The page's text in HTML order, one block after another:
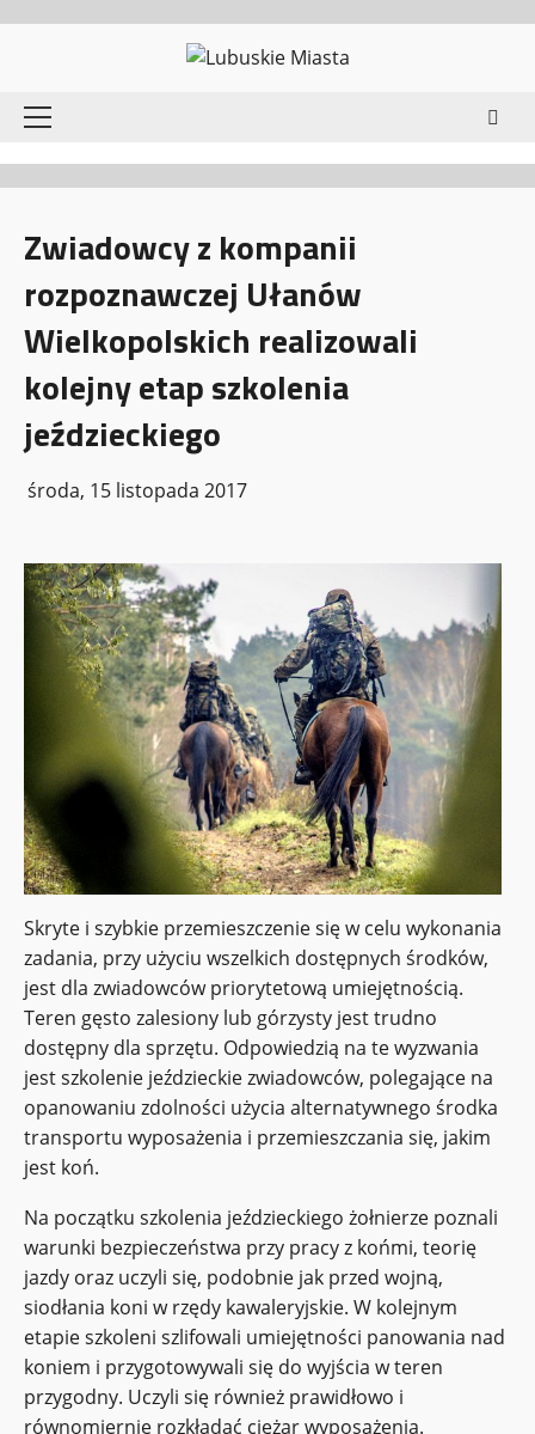
Menu
główne
Zwiadowcy z kompanii
rozpoznawczej Ułanów
Wielkopolskich realizowali
kolejny etap szkolenia
jeździeckiego
środa, 15 listopada 2017
Skryte i szybkie przemieszczenie się w celu wykonania
zadania, przy użyciu wszelkich dostępnych środków,
jest dla zwiadowców priorytetową umiejętnością.
Teren gęsto zalesiony lub górzysty jest trudno
dostępny dla sprzętu. Odpowiedzią na te wyzwania
jest szkolenie jeździeckie zwiadowców, polegające na
opanowaniu zdolności użycia alternatywnego środka
transportu wyposażenia i przemieszczania się, jakim
jest koń.
Na początku szkolenia jeździeckiego żołnierze poznali
warunki bezpieczeństwa przy pracy z końmi, teorię
jazdy oraz uczyli się, podobnie jak przed wojną,
siodłania koni w rzędy kawaleryjskie. W kolejnym
etapie szkoleni szlifowali umiejętności panowania nad
koniem i przygotowywali się do wyjścia w teren
przygodny. Uczyli się również prawidłowo i
równomiernie rozkładać ciężar wyposażenia.